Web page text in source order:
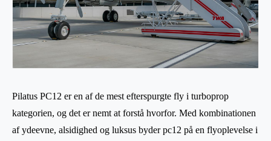
Pilatus PC12 er en af de mest efterspurgte fly i turboprop
kategorien, og det er nemt at forstå hvorfor. Med kombinationen
af ydeevne, alsidighed og luksus byder pc12 på en flyoplevelse i